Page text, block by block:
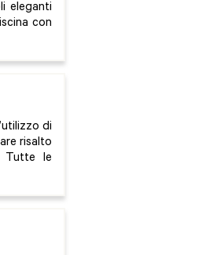
eleganti
con
di
risalto
Tutte le